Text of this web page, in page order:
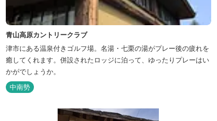
青山高原カントリークラブ
津市にある温泉付きゴルフ場。名湯・七栗の湯がプレー後の疲れを
癒してくれます。併設されたロッジに泊って、ゆったりプレーはい
かがでしょうか。
中南勢